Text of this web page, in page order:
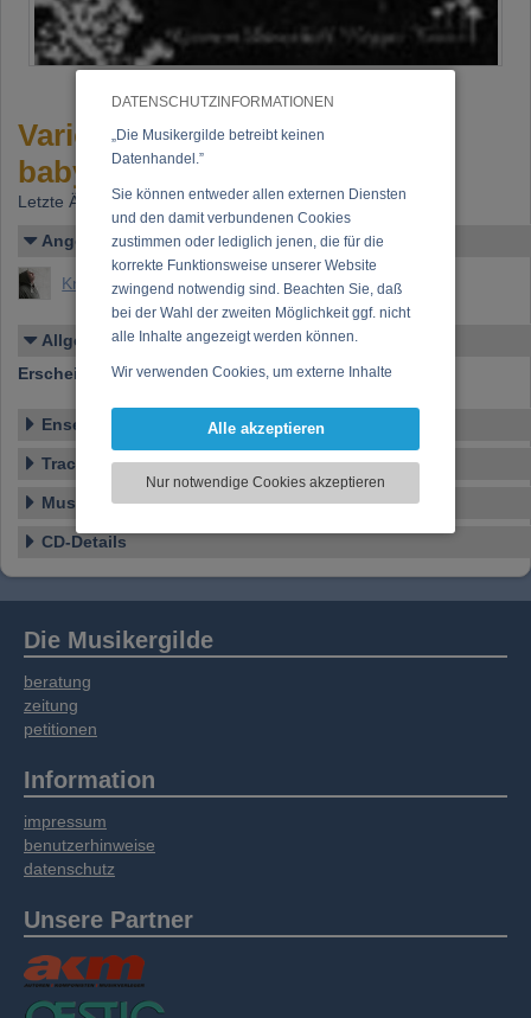
DATENSCHUTZINFORMATIONEN
„Die Musikergilde betreibt keinen
Datenhandel.”
Sie können entweder allen externen Diensten
und den damit verbundenen Cookies
zustimmen oder lediglich jenen, die für die
korrekte Funktionsweise unserer Website
zwingend notwendig sind. Beachten Sie, daß
bei der Wahl der zweiten Möglichkeit ggf. nicht
alle Inhalte angezeigt werden können.
Wir verwenden Cookies, um externe Inhalte
Funktionen für soziale Medien anbieten zu
zu analysieren. Dabei werden ggf.
Informationen zu Ihrer Verwendung unserer
soziale Medien, Werbung und Analysen
oder die sie im Rahmen Ihrer Nutzung der
Dienste gesammelt haben.
Alle akzeptieren
Nur notwendige Cookies akzeptieren
Various - "Statements outta
babylon Vol. 2"
Letzte Änderung: 05.07.2024
Angelegt von
Knoll, Johannes Maria
Allgemeines
Erscheinen bei:Popup (Cargo Records)
Ensemble
Tracklist
Musikstil
CD-Details
Die Musikergilde
beratung
zeitung
petitionen
Information
impressum
benutzerhinweise
datenschutz
Unsere Partner